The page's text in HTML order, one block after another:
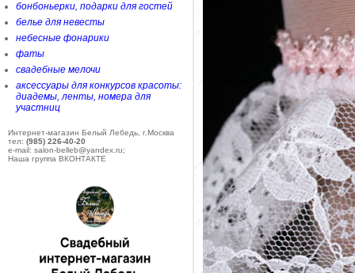
бонбоньерки, подарки для гостей
белье для невесты
небесные фонарики
фаты
свадебные мелочи
аксессуары для конкурсов красоты:
диадемы, ленты, номера для
участниц
Интернет-магазин Белый Лебедь, г.Москва
тел: (985) 226-40-20
e-mail: salon-belleb@yandex.ru;
Наша группа ВКОНТАКТЕ